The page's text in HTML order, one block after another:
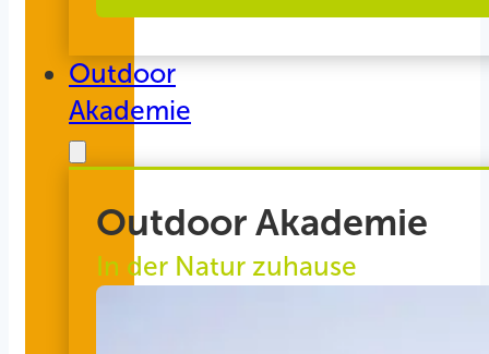
Outdoor
Akademie
Outdoor Akademie
In der Natur zuhause